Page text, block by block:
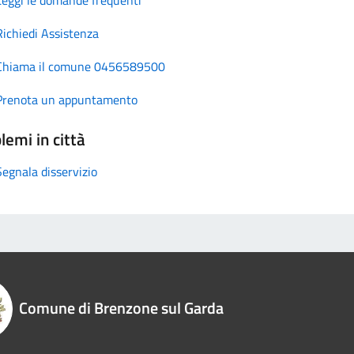
Assistenza
il comune 0456589500
un appuntamento
in città
disservizio
Comune di Brenzone sul Garda